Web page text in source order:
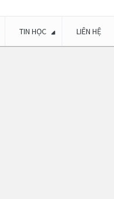
TIN HỌC LIÊN HỆ